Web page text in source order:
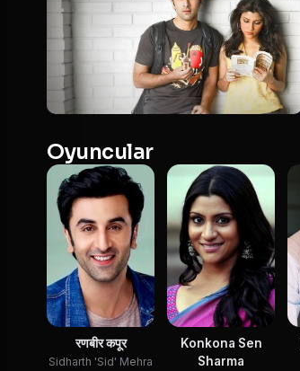
Oyuncular
रणबीर कपूर
Sidharth 'Sid' Mehra
Konkona Sen
Sharma